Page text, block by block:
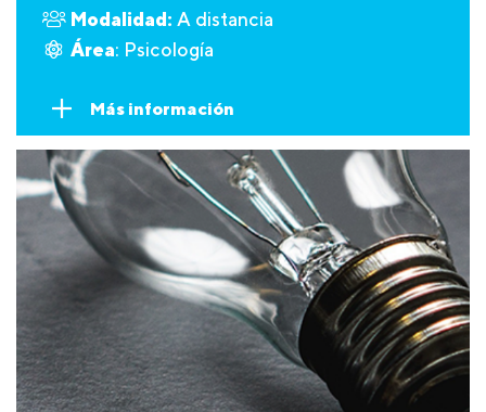
Modalidad: A distancia
Área: Psicología
Más información